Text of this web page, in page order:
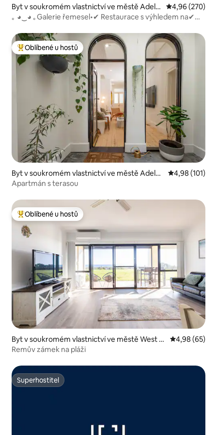
Byt v soukromém vlastnictví ve městě Adelai
de
Průměrné
4,96 (270)
｡ ◕‿◕ ｡Galerie řemesel•✔ Restaurace s výhledem na✔
Nejlepší v kategorii Oblíbené u hostů
Oblíbené u hostů
Byt v soukromém vlastnictví ve městě Adelai
de
Průměrné
4,98 (101)
Apartmán s terasou
Nejlepší v kategorii Oblíbené u hostů
Oblíbené u hostů
Byt v soukromém vlastnictví ve městě West L
akes Shore
Průměrné
4,98 (65)
Remův zámek na pláži
Superhostitel
Superhostitel